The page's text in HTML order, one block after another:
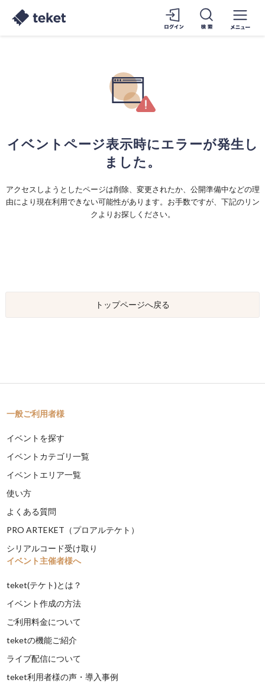
イベントページ表示時にエラーが発生し
ました。
アクセスしようとしたページは削除、変更されたか、公開準備中などの理
由により現在利用できない可能性があります。お手数ですが、下記のリン
クよりお探しください。
トップページへ戻る
一般ご利用者様
イベントを探す
イベントカテゴリ一覧
イベントエリア一覧
使い方
よくある質問
PRO ARTEKET（プロアルテケト）
シリアルコード受け取り
イベント主催者様へ
teket(テケト)とは？
イベント作成の方法
ご利用料金について
teketの機能ご紹介
ライブ配信について
teket利用者様の声・導入事例